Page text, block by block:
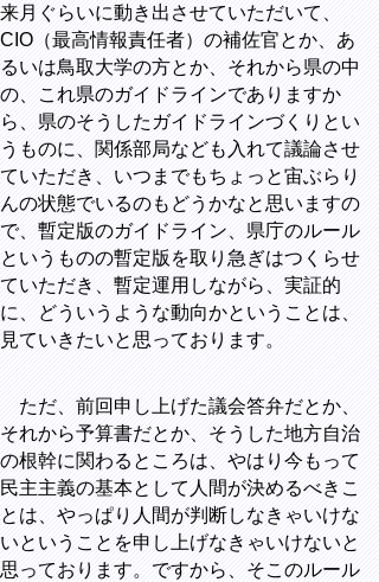
来月ぐらいに動き出させていただいて、
CIO（最高情報責任者）の補佐官とか、あ
るいは鳥取大学の方とか、それから県の中
の、これ県のガイドラインでありますか
ら、県のそうしたガイドラインづくりとい
うものに、関係部局なども入れて議論させ
ていただき、いつまでもちょっと宙ぶらり
んの状態でいるのもどうかなと思いますの
で、暫定版のガイドライン、県庁のルール
というものの暫定版を取り急ぎはつくらせ
ていただき、暫定運用しながら、実証的
に、どういうような動向かということは、
見ていきたいと思っております。
ただ、前回申し上げた議会答弁だとか、
それから予算書だとか、そうした地方自治
の根幹に関わるところは、やはり今もって
民主主義の基本として人間が決めるべきこ
とは、やっぱり人間が判断しなきゃいけな
いということを申し上げなきゃいけないと
思っております。ですから、そこのルール